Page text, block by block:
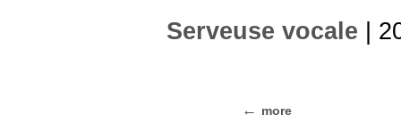
Serveuse vocale |
more